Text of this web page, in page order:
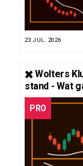
23 JUL. 2026
✖️ Wolters
stand - Wat
PRO